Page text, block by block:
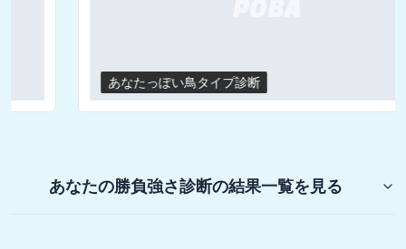
あなたっぽい鳥タイプ診断
あなたの勝負強さ診断の結果一覧を見る